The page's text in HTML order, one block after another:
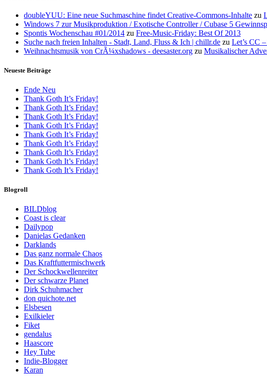
doubleYUU: Eine neue Suchmaschine findet Creative-Commons-Inhalte zu
Windows 7 zur Musikproduktion / Exotische Controller / Cubase 5
Spontis Wochenschau #01/2014 zu Free-Music-Friday: Best Of 2013
Suche nach freien Inhalten - Stadt, Land, Fluss & Ich | chillr.de zu Let’s CC
Weihnachtsmusik von CrÃ¼xshadows - deesaster.org zu Musikalischer
Neueste Beiträge
Ende Neu
Thank Goth It’s Friday!
Thank Goth It’s Friday!
Thank Goth It’s Friday!
Thank Goth It’s Friday!
Thank Goth It’s Friday!
Thank Goth It’s Friday!
Thank Goth It’s Friday!
Thank Goth It’s Friday!
Thank Goth It’s Friday!
Blogroll
BILDblog
Coast is clear
Dailypop
Danielas Gedanken
Darklands
Das ganz normale Chaos
Das Kraftfuttermischwerk
Der Schockwellenreiter
Der schwarze Planet
Dirk Schuhmacher
don quichote.net
Elsbesen
Exilkieler
Fiket
gendalus
Haascore
Hey Tube
Indie-Blogger
Karan